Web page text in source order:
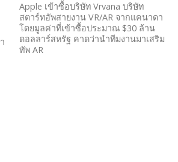
Apple เข้าซื้อบริษัท Vrvana บริษัท
สตาร์ทอัพสายงาน VR/AR จากแคนาดา
โดยมูลค่าที่เข้าซื้อประมาณ $30 ล้าน
ดอลลาร์สหรัฐ คาดว่านำทีมงานมาเสริม
ทัพ AR